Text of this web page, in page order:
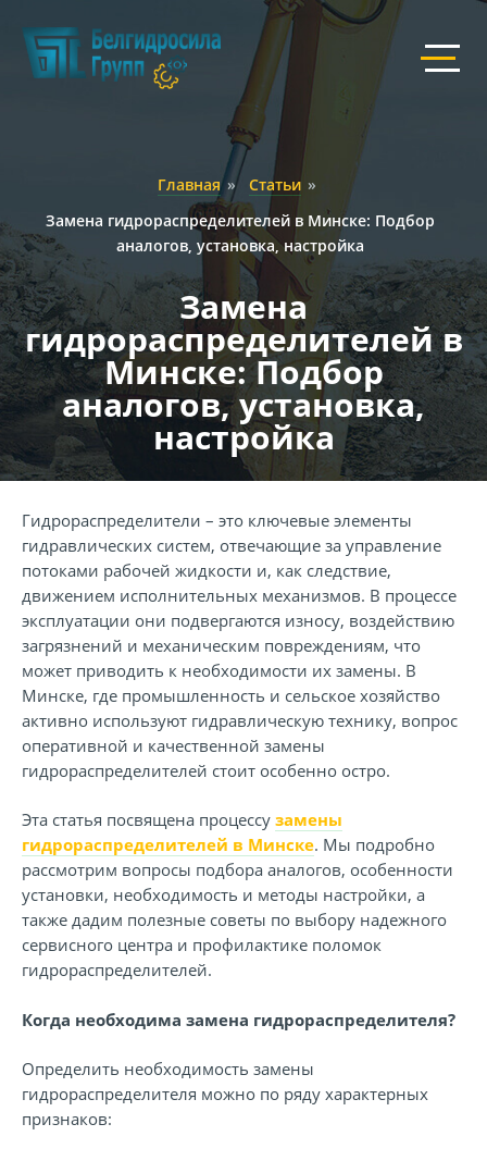
Главная » Статьи »
Замена гидрораспределителей в Минске: Подбор
аналогов, установка, настройка
Замена
гидрораспределителей в
Минске: Подбор
аналогов, установка,
настройка
Гидрораспределители – это ключевые элементы
гидравлических систем, отвечающие за управление
потоками рабочей жидкости и, как следствие,
движением исполнительных механизмов. В процессе
эксплуатации они подвергаются износу, воздействию
загрязнений и механическим повреждениям, что
может приводить к необходимости их замены. В
Минске, где промышленность и сельское хозяйство
активно используют гидравлическую технику, вопрос
оперативной и качественной замены
гидрораспределителей стоит особенно остро.
Эта статья посвящена процессу замены
гидрораспределителей в Минске. Мы подробно
рассмотрим вопросы подбора аналогов, особенности
установки, необходимость и методы настройки, а
также дадим полезные советы по выбору надежного
сервисного центра и профилактике поломок
гидрораспределителей.
Когда необходима замена гидрораспределителя?
Определить необходимость замены
гидрораспределителя можно по ряду характерных
признаков: